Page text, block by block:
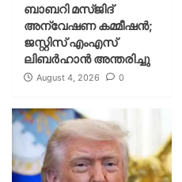
ബാബറി മസ്ജിദ്
അന്വേഷണ കമ്മീഷന്‍;
ജസ്റ്റിസ് എംഎസ്
ലിബര്‍ഹാന്‍ അന്തരിച്ചു
August 4, 2026 0